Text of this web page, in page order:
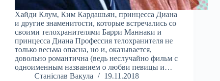
Хайди Клум, Ким Кардашьян, принцесса Диана
и другие знаменитости, которые встречались со
своими телохранителями Барри Маннаки и
принцесса Диана Профессия телохранителя не
только весьма опасна, но и, оказывается,
довольно романтична (ведь неслучайно фильм с
одноименным названием о любви певицы и…
Станіслав Вакула
19.11.2018